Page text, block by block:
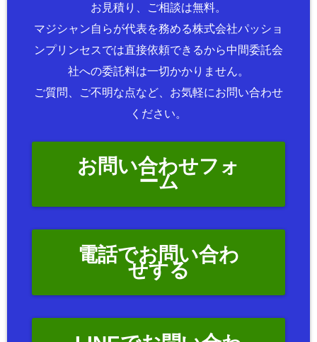
お見積り、ご相談は無料。
マジシャン自らが代表を務める株式会社パッショ
ンプリンセスでは直接依頼できるから中間委託会
社への委託料は一切かかりません。
ご質問、ご不明な点など、お気軽にお問い合わせ
ください。
お問い合わせフォ
ーム
電話でお問い合わ
せする